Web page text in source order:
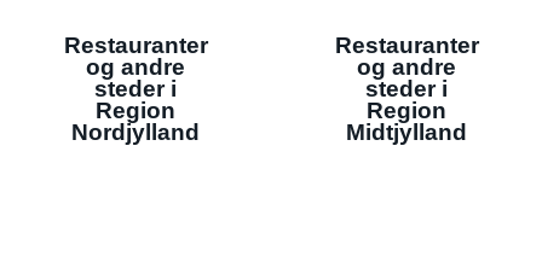
Restauranter
og andre
steder i
Region
Nordjylland
Restauranter
og andre
steder i
Region
Midtjylland